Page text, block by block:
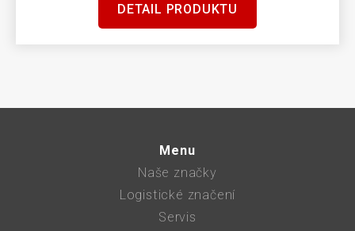
DETAIL PRODUKTU
Menu
Naše značky
Logistické značení
Servis